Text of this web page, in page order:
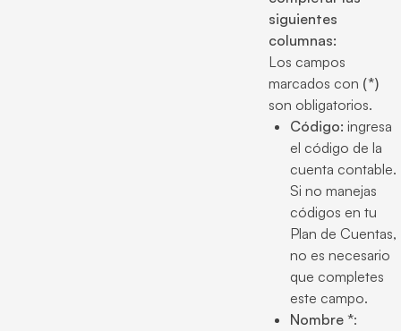
siguientes
columnas:
Los campos
marcados con (*)
son obligatorios.
Código: ingresa
el código de la
cuenta contable.
Si no manejas
códigos en tu
Plan de Cuentas,
no es necesario
que completes
este campo.
Nombre *: